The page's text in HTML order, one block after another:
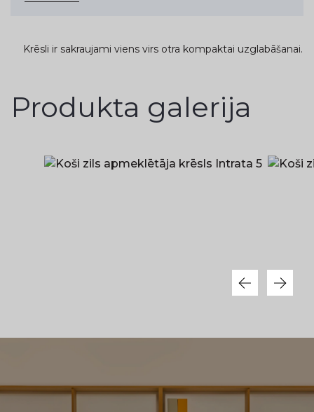
Krēsli ir sakraujami viens virs otra kompaktai uzglabāšanai.
Produkta galerija